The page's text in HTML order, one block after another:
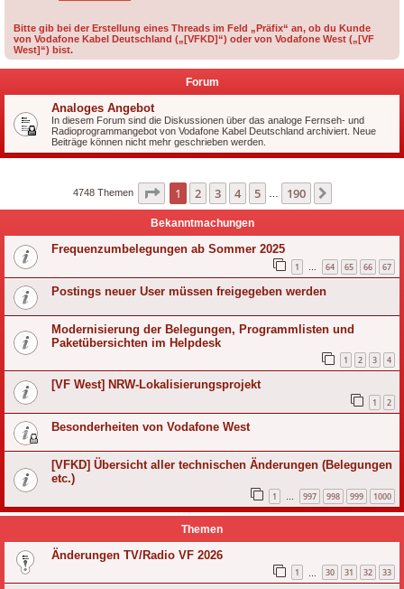
Bitte gib bei der Erstellung eines Threads im Feld „Präfix“ an, ob du Kunde
von Vodafone Kabel Deutschland („[VFKD]“) oder von Vodafone West („[VF
West]“) bist.
Forum
Analoges Angebot
In diesem Forum sind die Diskussionen über das analoge Fernseh- und
Radioprogrammangebot von Vodafone Kabel Deutschland archiviert. Neue
Beiträge können nicht mehr geschrieben werden.
4748 Themen Seite 1von 190
1 2 3 4 5 190
Bekanntmachungen
Frequenzumbelegungen ab Sommer 2025
1 … 64 65 66 67
Postings neuer User müssen freigegeben werden
Modernisierung der Belegungen, Programmlisten und
Paketübersichten im Helpdesk
1 2 3 4
[VF West] NRW-Lokalisierungsprojekt
1 2
Besonderheiten von Vodafone West
[VFKD] Übersicht aller technischen Änderungen (Belegungen
etc.)
1 … 997 998 999 1000
Themen
Änderungen TV/Radio VF 2026
1 30 31 32 33